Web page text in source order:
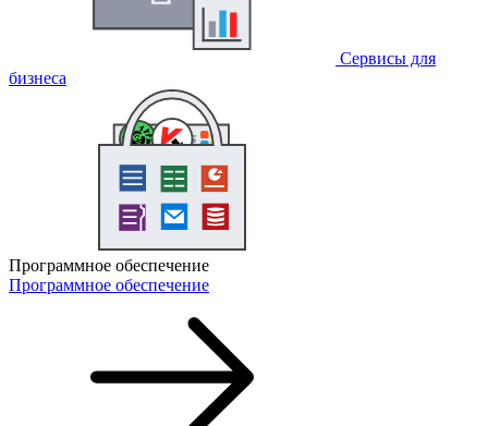
Сервисы для
бизнеса
Программное обеспечение
Программное обеспечение